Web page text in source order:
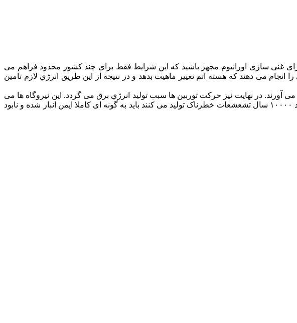
غنی سازی اورانیوم مجهز باشید که این شرایط فقط برای چند کشور محدود فراهم می
انجام می دهند که هسته اتم تغییر ماهیت بدهد و در نتیجه از این طریق انرژي لازم تامین
آورند. در نهایت نیز حرکت توربین ها سبب تولید انرژي برق می گردد. این نیروگاه ها می
توانند مقدار زیادی انرژي برق تولید کنند اما در مقابل زباله های بسیار خطرناکی تولید می کنند. این زباله ها که تا حدود ۱۰۰۰۰ سال تشعشعات خطرناک تولید می کنند باید به گونه ای کاملا ایمن انبار شده و نابود